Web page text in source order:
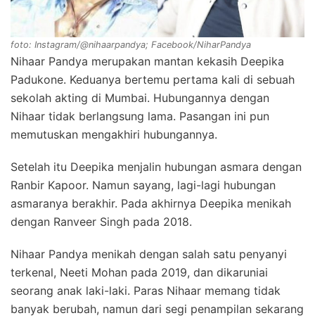
foto: Instagram/@nihaarpandya; Facebook/NiharPandya
Nihaar Pandya merupakan mantan kekasih Deepika
Padukone. Keduanya bertemu pertama kali di sebuah
sekolah akting di Mumbai. Hubungannya dengan
Nihaar tidak berlangsung lama. Pasangan ini pun
memutuskan mengakhiri hubungannya.
Setelah itu Deepika menjalin hubungan asmara dengan
Ranbir Kapoor. Namun sayang, lagi-lagi hubungan
asmaranya berakhir. Pada akhirnya Deepika menikah
dengan Ranveer Singh pada 2018.
Nihaar Pandya menikah dengan salah satu penyanyi
terkenal, Neeti Mohan pada 2019, dan dikaruniai
seorang anak laki-laki. Paras Nihaar memang tidak
banyak berubah, namun dari segi penampilan sekarang